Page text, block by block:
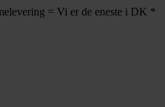
= Vi er de eneste i DK *